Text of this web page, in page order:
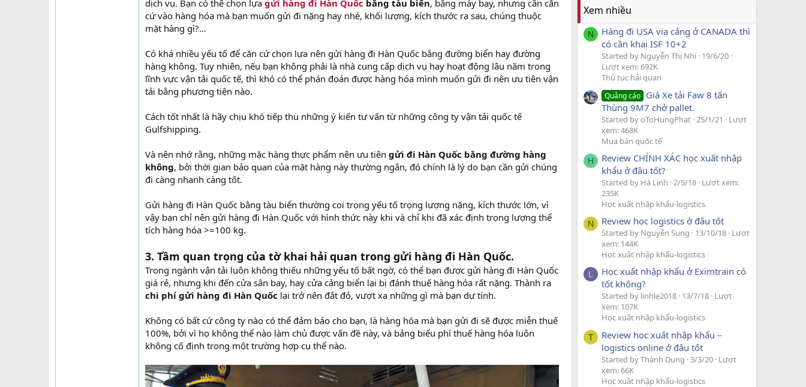
dịch vụ. Bạn có thể chọn lựa gửi hàng đi Hàn Quốc bằng tàu biển, bằng máy bay, nhưng cần căn
cứ vào hàng hóa mà bạn muốn gửi đi nặng hay nhé, khối lượng, kích thước ra sau, chúng thuộc
mặt hàng gì?…
Có khá nhiều yếu tố để căn cứ chọn lựa nên gửi hàng đi Hàn Quốc bằng đường biển hay đường
hàng không. Tuy nhiên, nếu bạn không phải là nhà cung cấp dịch vụ hay hoạt động lâu năm trong
lĩnh vực vận tải quốc tế, thì khó có thể phán đoán được hàng hóa mình muốn gửi đi nên ưu tiên vận
tải bằng phương tiện nào.
Cách tốt nhất là hãy chịu khó tiếp thu những ý kiến tư vấn từ những công ty vận tải quốc tế
Gulfshipping.
Và nên nhớ rằng, những mặc hàng thực phẩm nên ưu tiên gửi đi Hàn Quốc bằng đường hàng
không, bởi thời gian bảo quan của mặt hàng này thường ngắn, đó chính là lý do bạn cần gửi chúng
đi càng nhanh càng tốt.
Gửi hàng đi Hàn Quốc bằng tàu biển thường coi trọng yếu tố trọng lượng nặng, kích thước lớn, vì
vậy bạn chỉ nên gửi hàng đi Hàn Quốc với hình thức này khi và chỉ khi đã xác định trọng lượng thể
tích hàng hóa >=100 kg.
3. Tầm quan trọng của tờ khai hải quan trong gửi hàng đi Hàn Quốc.
Trong ngành vận tải luôn không thiếu những yếu tố bất ngờ, có thể bạn được gửi hàng đi Hàn Quốc
giá rẻ, nhưng khi đến cửa sân bay, hay cửa cảng biển lại bị đánh thuế hàng hóa rất nặng. Thành ra
chi phí gửi hàng đi Hàn Quốc lại trở nên đắt đỏ, vượt xa những gì mà bạn dự tính.
Không có bất cứ công ty nào có thể đảm bảo cho bạn, là hàng hóa mà bạn gửi đi sẽ được miễn thuế
100%, bởi vì họ không thể nào làm chủ được vấn đề này, và bảng biểu phí thuế hàng hóa luôn
không cố định trong một trường hợp cụ thể nào.
Xem nhiều
N
Hàng đi USA via cảng ở CANADA thì
có cần khai ISF 10+2
Started by Nguyễn Thị Nhi 19/6/20
Lượt xem: 692K
Thủ tục hải quan
Quảng cáo Giá Xe tải Faw 8 tấn
Thùng 9M7 chở pallet.
Started by oToHungPhat 25/1/21
Lượt
xem: 468K
Mua bán quốc tế
H
Review CHÍNH XÁC học xuất nhập
khẩu ở đâu tốt?
Started by Hà Linh 2/5/18 Lượt xem:
235K
Học xuất nhập khẩu-logistics
N Review học logistics ở đâu tốt
Started by Nguyễn Sung 13/10/18 Lượt
xem: 144K
Học xuất nhập khẩu-logistics
L
Học xuất nhập khẩu ở Eximtrain có
tốt không?
Started by linhle2018 13/7/18 Lượt
xem: 107K
Học xuất nhập khẩu-logistics
T
Review học xuất nhập khẩu –
logistics online ở đâu tốt
Started by Thành Dung 3/3/20 Lượt
xem: 66K
Học xuất nhập khẩu-logistics